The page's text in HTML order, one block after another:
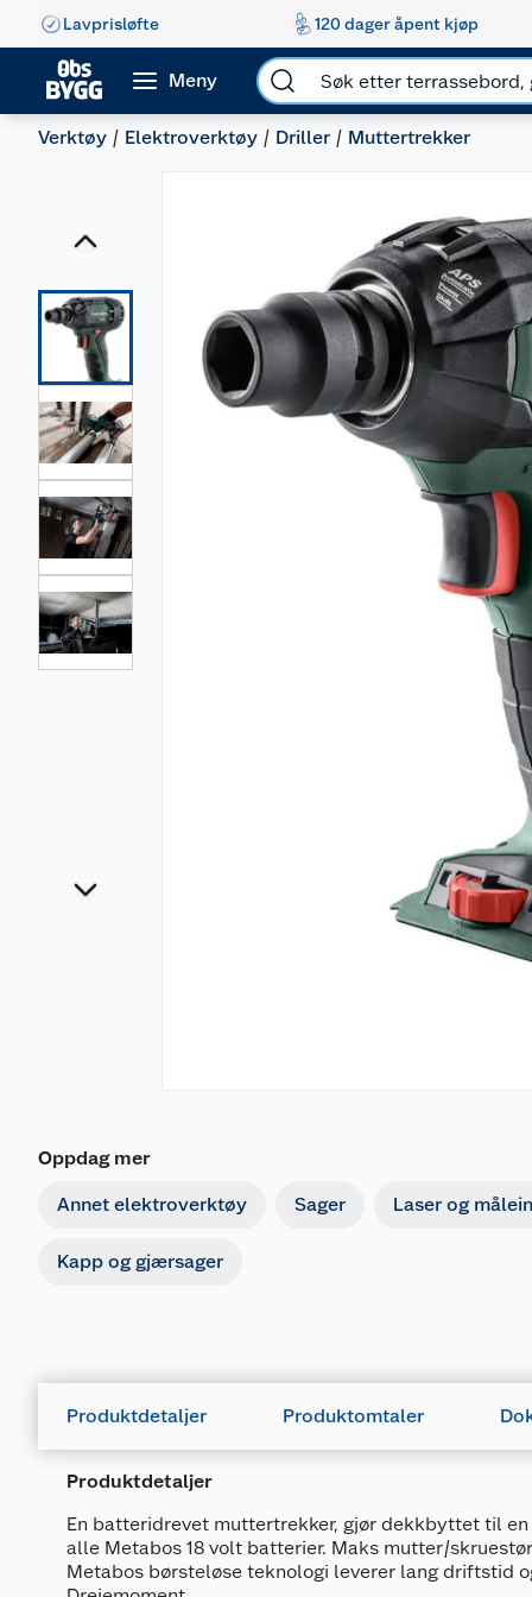
Lavprisløfte 120 dager åpent kjøp
Meny
Verktøy Elektroverktøy Driller Muttertrekker
Oppdag mer
Annet elektroverktøy Sager Laser og
Kapp og gjærsager
Produktdetaljer Produktomtaler
Produktdetaljer
En batteridrevet muttertrekker, gjør dekkbyttet til en
alle Metabos 18 volt batterier. Maks mutter/
Metabos børsteløse teknologi leverer lang driftstid